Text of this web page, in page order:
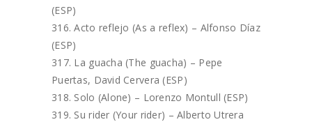
(ESP)
Acto reflejo (As a reflex) – Alfonso Díaz
(ESP)
La guacha (The guacha) – Pepe
Puertas, David Cervera (ESP)
Solo (Alone) – Lorenzo Montull (ESP)
Su rider (Your rider) – Alberto Utrera